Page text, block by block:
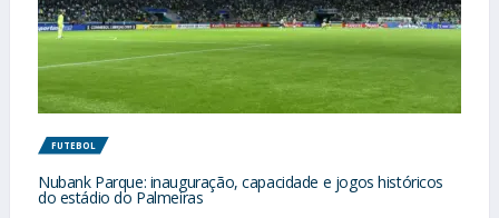
FUTEBOL
Nubank Parque: inauguração, capacidade e jogos históricos
do estádio do Palmeiras